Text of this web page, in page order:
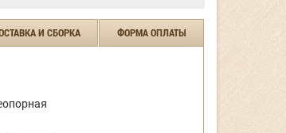
И СБОРКА ФОРМА ОПЛАТЫ